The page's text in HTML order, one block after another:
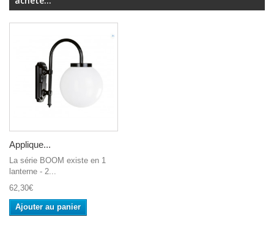
Applique...
La série BOOM existe en 1
lanterne - 2...
62,30€
Ajouter au panier